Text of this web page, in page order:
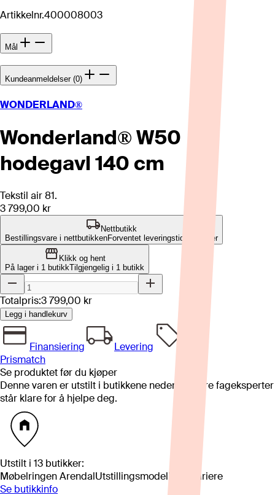
Artikkelnr.400008003
Mål
Kundeanmeldelser (0)
WONDERLAND®
Wonderland® W50
hodegavl 140 cm
Tekstil air 81.
3 799,00 kr
Nettbutikk
Bestillingsvare i nettbutikkenForventet leveringstid: 4-8 uker
Klikk og hent
På lager i 1 butikkTilgjengelig i 1 butikk
Totalpris:3 799,00 kr
Legg i handlekurv
Finansiering
Levering
Prismatch
Se produktet før du kjøper
Denne varen er utstilt i butikkene nedenfor. Våre fageksperter
står klare for å hjelpe deg.
Utstilt i 13 butikker:
Møbelringen ArendalUtstillingsmodell kan variere
Se butikkinfo